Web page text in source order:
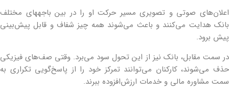
اعلان‌های صوتی و تصویری مسیر حرکت او را در بین باجه‎های مختلف
بانک هدایت می‌کنند و باعث می‌شوند همه چیز شفاف و قابل پیش‌بینی
پیش برود.
در سمت مقابل، بانک نیز از این تحول سود می‌برد. وقتی صف‌های فیزیکی
حذف می‌شوند، کارکنان می‌توانند تمرکز خود را از پاسخ‌گویی تکراری به
سمت مشاوره مالی و خدمات ارزش‌افزوده ببرند.